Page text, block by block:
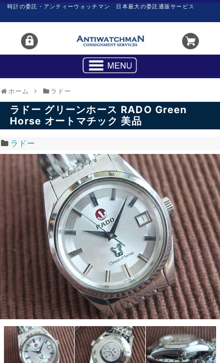
時計の委託・アンティーウォッチマン 日本最大の委託通販サービス
ホーム ラドー
ラドー グリーンホース RADO Green
Horse オートマチック 美品
ラドー